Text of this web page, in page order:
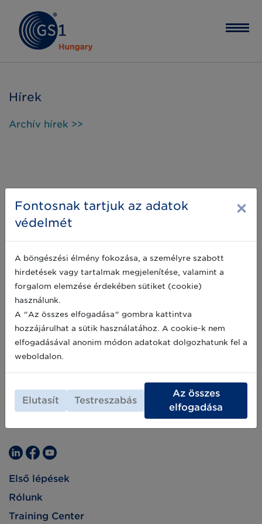
Hírek
Archív hírek >>
Első lépések
Rólunk
Training Center
Fontosnak tartjuk az adatok
védelmét
×
A böngészési élmény fokozása, a személyre szabott
hirdetések vagy tartalmak megjelenítése, valamint a
forgalom elemzése érdekében sütiket (cookie)
használunk.
A "Az összes elfogadása" gombra kattintva
hozzájárulhat a sütik használatához. A cookie-k nem
elfogadásával anonim módon adatokat dolgozhatunk fel a
weboldalon.
Elutasít Testreszabás
Az összes
elfogadása